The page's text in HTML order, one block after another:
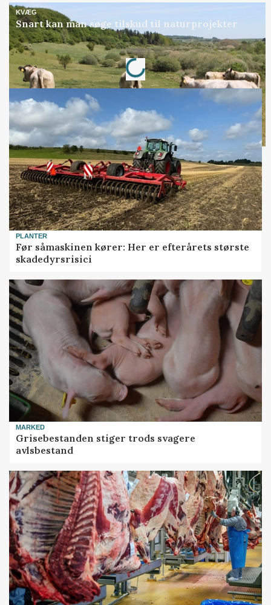
KVÆG
Snart kan man søge tilskud til naturprojekter
Annonce
Loading...
PLANTER
Før såmaskinen kører: Her er efterårets største
skadedyrsrisici
MARKED
Grisebestanden stiger trods svagere
avlsbestand